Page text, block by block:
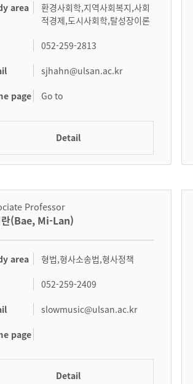
area
환경사회학,지역사회복지,사회
적경제,도시사회학,탈성장이론
052-259-2813
sjhahn@ulsan.ac.kr
page Go to
Detail
Professor
란(Bae, Mi-Lan)
area 형법,형사소송법,형사정책
052-259-2409
slowmusic@ulsan.ac.kr
page
Detail